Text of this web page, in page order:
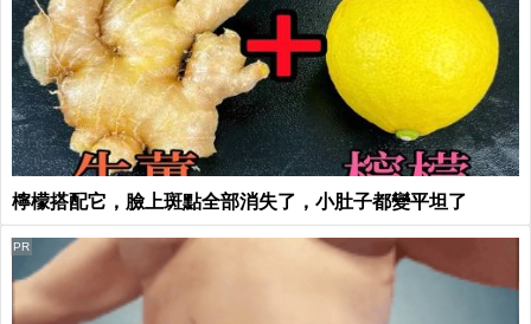
檸檬搭配它，臉上斑點全部消失了，小肚子都變平坦了
PR